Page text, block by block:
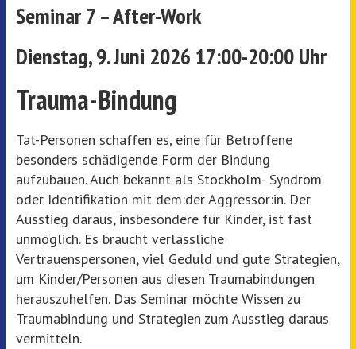
Seminar 7 – After-Work
Dienstag,9. Juni 2026 17:00-20:00 Uhr
Trauma-Bindung
Tat-Personen schaffen es, eine für Betroffene
besonders schädigende Form der Bindung
aufzubauen. Auch bekannt als Stockholm- Syndrom
oder Identifikation mit dem:der Aggressor:in. Der
Ausstieg daraus, insbesondere für Kinder, ist fast
unmöglich. Es braucht verlässliche
Vertrauenspersonen, viel Geduld und gute Strategien,
um Kinder/Personen aus diesen Traumabindungen
herauszuhelfen. Das Seminar möchte Wissen zu
Traumabindung und Strategien zum Ausstieg daraus
vermitteln.